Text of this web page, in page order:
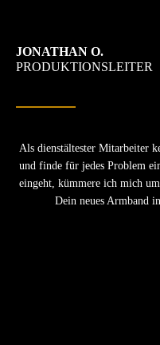
JONATHAN O.
PRODUKTIONSLEITER
Als dienstältester Mitarbeiter
und finde für jedes Problem
eingeht, kümmere ich mich
Dein neues Armband